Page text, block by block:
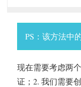
PS：该方法中
现在需要考虑两
证；2. 我们需要